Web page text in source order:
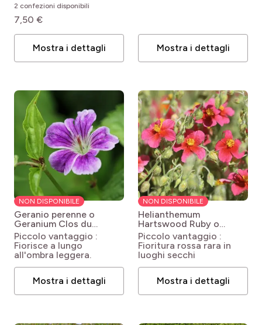
2 confezioni disponibili
7,50 €
Mostra i dettagli Mostra i dettagli
NON DISPONIBILE
Geranio perenne o
Geranium Clos du
Coudray Geranium
nodosum Clos du
Coudray
Piccolo vantaggio :
Fiorisce a lungo
all'ombra leggera.
Mostra i dettagli
NON DISPONIBILE
Helianthemum
Hartswood Ruby o
Eliantemo rosso
Helianthemum
Hartswood Ruby
Piccolo vantaggio :
Fioritura rossa rara in
luoghi secchi
Mostra i dettagli